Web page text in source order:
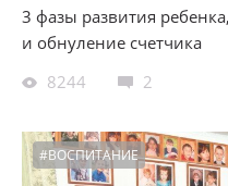
3 фазы развития
и обнуление счетчика
8244
2
#ВОСПИТАНИЕ